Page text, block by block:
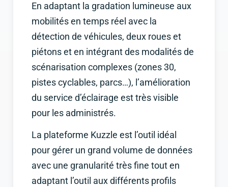
En adaptant la gradation lumineuse aux
mobilités en temps réel avec la
détection de véhicules, deux roues et
piétons et en intégrant des modalités de
scénarisation complexes (zones 30,
pistes cyclables, parcs…), l’amélioration
du service d’éclairage est très visible
pour les administrés.
La plateforme Kuzzle est l’outil idéal
pour gérer un grand volume de données
avec une granularité très fine tout en
adaptant l’outil aux différents profils